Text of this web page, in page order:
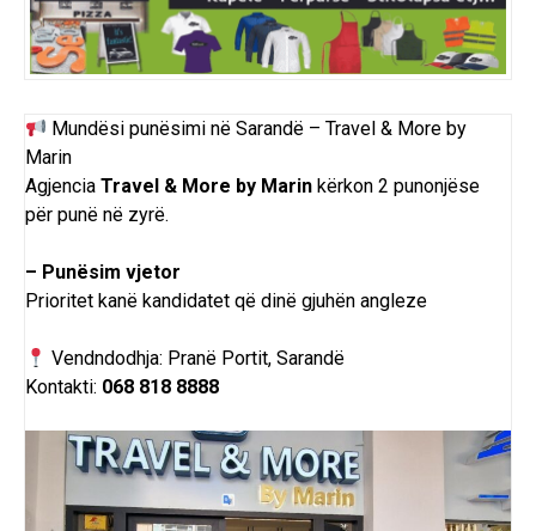
Mundësi punësimi në Sarandë – Travel & More by
Marin
Agjencia Travel & More by Marin kërkon 2 punonjëse
për punë në zyrë.
– Punësim vjetor
Prioritet kanë kandidatet që dinë gjuhën angleze
Vendndodhja: Pranë Portit, Sarandë
Kontakti: 068 818 8888